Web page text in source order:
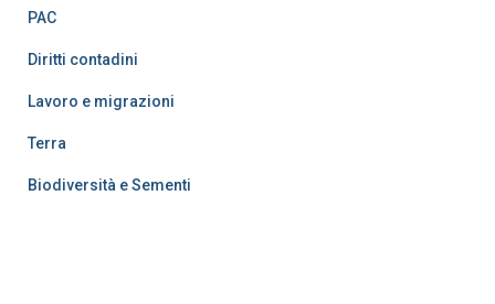
PAC
Diritti contadini
Lavoro e migrazioni
Terra
Biodiversità e Sementi